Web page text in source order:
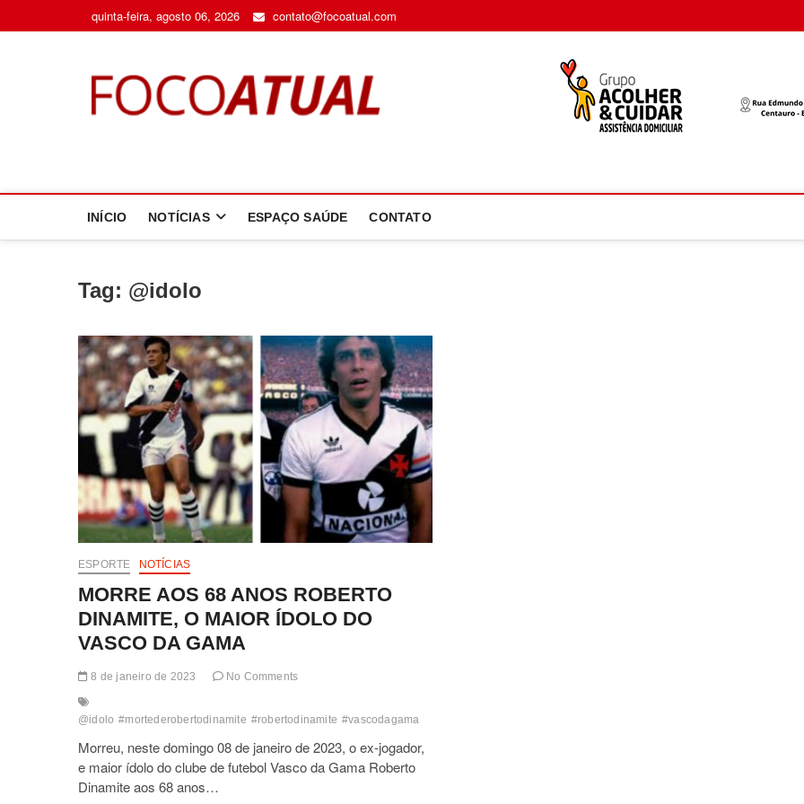
to
quinta-feira, agosto 06, 2026 contato@focoatual.com
INÍCIO NOTÍCIAS ESPAÇO SAÚDE CONTATO
Tag: @idolo
ESPORTE NOTÍCIAS
MORRE AOS 68 ANOS ROBERTO
DINAMITE, O MAIOR ÍDOLO DO
VASCO DA GAMA
8 de janeiro de 2023 No Comments
@idolo #mortederobertodinamite #robertodinamite #vascodagama
Morreu, neste domingo 08 de janeiro de 2023, o ex-jogador,
e maior ídolo do clube de futebol Vasco da Gama Roberto
Dinamite aos 68 anos…